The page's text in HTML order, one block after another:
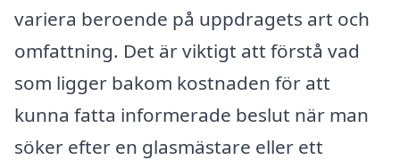
variera beroende på uppdragets art och
omfattning. Det är viktigt att förstå vad
som ligger bakom kostnaden för att
kunna fatta informerade beslut när man
söker efter en glasmästare eller ett